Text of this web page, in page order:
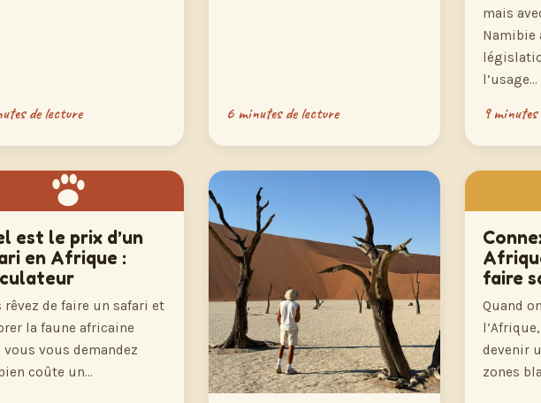
de lecture 6 minutes de lecture
mais
Namibie
l’usage…
9
est le prix d’un
en Afrique :
rêvez de faire un safari et
la faune africaine
vous vous demandez
coûte un…
faire
Quand
devenir
zones